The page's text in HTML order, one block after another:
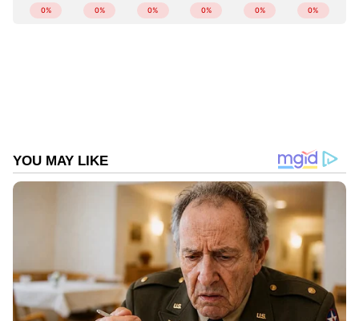
ഉറവിടമാണ് ഇവ രണ്ടും. കോശങ്ങള്‍ക്ക്